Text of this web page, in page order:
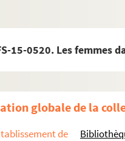
15-0520. Les femmes
globale de la
de